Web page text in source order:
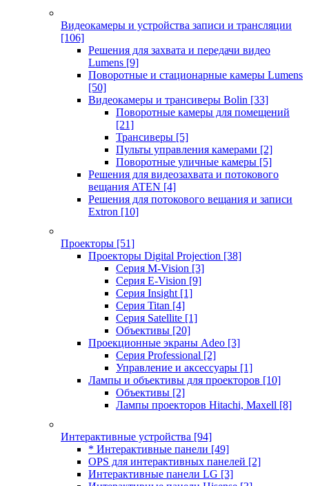
Видеокамеры и устройства записи и трансляции
[106]
Решения для захвата и передачи видео
Lumens [9]
Поворотные и стационарные камеры Lumens
[50]
Видеокамеры и трансиверы Bolin [33]
Поворотные камеры для помещений
[21]
Трансиверы [5]
Пульты управления камерами [2]
Поворотные уличные камеры [5]
Решения для видеозахвата и потокового
вещания ATEN [4]
Решения для потокового вещания и записи
Extron [10]
Проекторы [51]
Проекторы Digital Projection [38]
Серия M-Vision [3]
Серия E-Vision [9]
Серия Insight [1]
Серия Titan [4]
Серия Satellite [1]
Объективы [20]
Проекционные экраны Adeo [3]
Серия Professional [2]
Управление и аксессуары [1]
Лампы и объективы для проекторов [10]
Объективы [2]
Лампы проекторов Hitachi, Maxell [8]
Интерактивные устройства [94]
* Интерактивные панели [49]
OPS для интерактивных панелей [2]
Интерактивные панели LG [3]